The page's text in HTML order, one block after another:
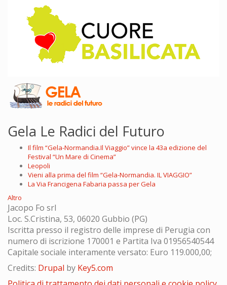
Gela Le Radici del Futuro
Il film “Gela-Normandia.Il Viaggio” vince la 43a edizione del
Festival “Un Mare di Cinema”
Leopoli
Vieni alla prima del film “Gela-Normandia. IL VIAGGIO”
La Via Francigena Fabaria passa per Gela
Altro
Jacopo Fo srl
Loc. S.Cristina, 53, 06020 Gubbio (PG)
Iscritta presso il registro delle imprese di Perugia con
numero di iscrizione 170001 e Partita Iva 01956540544
Capitale sociale interamente versato: Euro 119.000,00;
Credits: Drupal by Key5.com